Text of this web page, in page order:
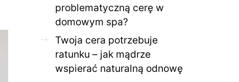
problematyczną cerę w
domowym spa?
Twoja cera potrzebuje
ratunku – jak mądrze
wspierać naturalną odnowę